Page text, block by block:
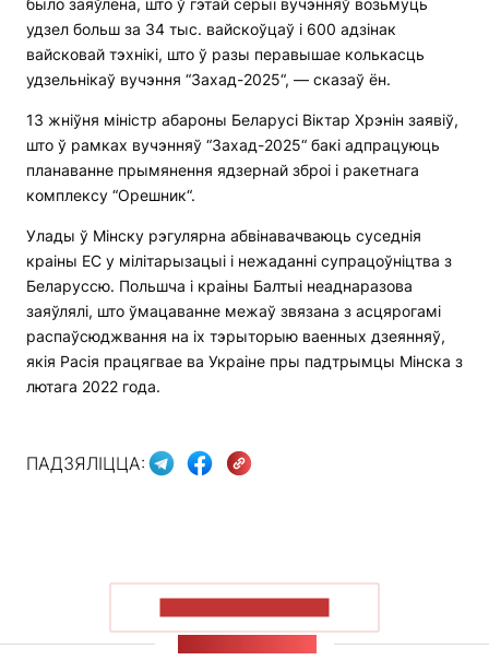
удзел больш за 34 тыс. вайскоўцаў і 600 адзінак
вайсковай тэхнікі, што ў разы перавышае колькасць
удзельнікаў вучэння “Захад-2025“, — сказаў ён.
13 жніўня міністр абароны Беларусі Віктар Хрэнін заявіў,
што ў рамках вучэнняў “Захад-2025“ бакі адпрацуюць
планаванне прымянення ядзернай зброі і ракетнага
комплексу “Орешник“.
Улады ў Мінску рэгулярна абвінавачваюць суседнія
краіны ЕС у мілітарызацыі і нежаданні супрацоўніцтва з
Беларуссю. Польшча і краіны Балтыі неаднаразова
заяўлялі, што ўмацаванне межаў звязана з асцярогамі
распаўсюджвання на іх тэрыторыю ваенных дзеянняў,
якія Расія працягвае ва Украіне пры падтрымцы Мінска з
лютага 2022 года.
ПАДЗЯЛІЦЦА: